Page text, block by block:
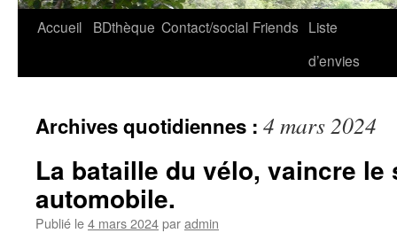
Accueil BDthèque Contact/social Friends Liste
d’envies
Archives quotidiennes : 4 mars 2024
La bataille du vélo, vaincre le
automobile.
Publié le4 mars 2024paradmin